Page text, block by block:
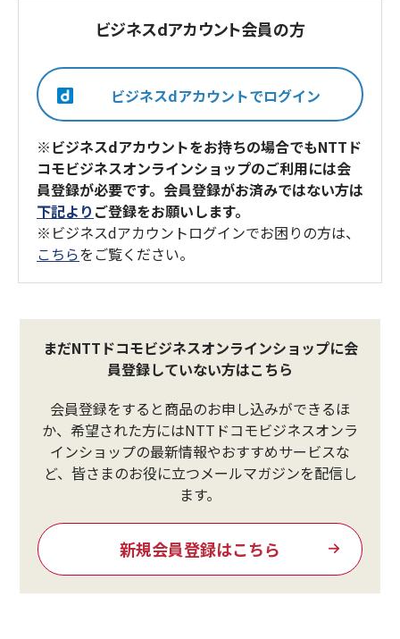
ビジネスdアカウント会員の方
※ビジネスdアカウントをお持ちの場合でもNTTド
コモビジネスオンラインショップのご利用には会
員登録が必要です。会員登録がお済みではない方は
下記より ご登録をお願いします。
※ビジネスdアカウントログインでお困りの方は、
こちらをご覧ください。
まだNTTドコモビジネスオンラインショップに会
員登録していない方はこちら
会員登録をすると商品のお申し込みができるほ
か、希望された方にはNTTドコモビジネスオンラ
インショップの最新情報やおすすめサービスな
ど、皆さまのお役に立つメールマガジンを配信し
ます。
新規会員登録はこちら